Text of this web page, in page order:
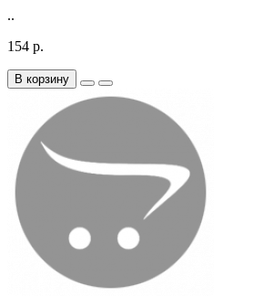
..
154 р.
В корзину